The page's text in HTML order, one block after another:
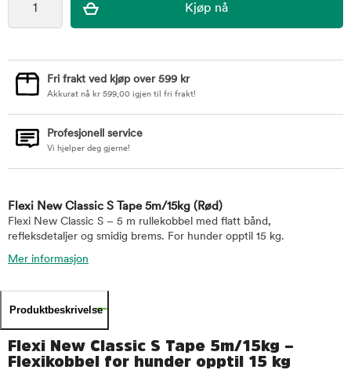
Fri frakt ved kjøp over 599 kr
Akkurat nå kr 599,00 igjen til fri frakt!
Profesjonell service
Vi hjelper deg gjerne!
Flexi New Classic S Tape 5m/15kg (Rød)
Flexi New Classic S – 5 m rullekobbel med flatt bånd,
refleksdetaljer og smidig brems. For hunder opptil 15 kg.
Mer informasjon
Produktbeskrivelse
Flexi New Classic S Tape 5m/15kg –
Flexikobbel for hunder opptil 15 kg